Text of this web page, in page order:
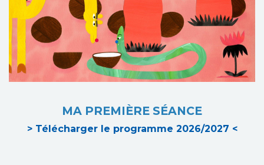
MA PREMIÈRE SÉANCE
> Télécharger le programme 2026/2027 <